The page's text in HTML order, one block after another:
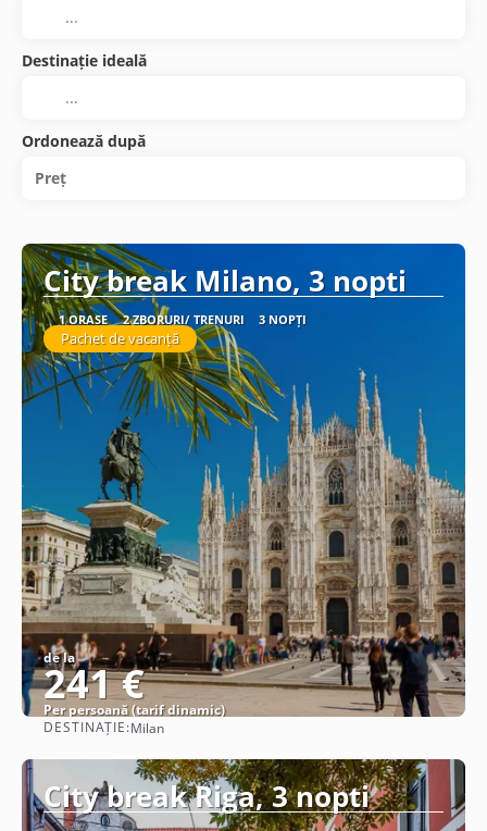
Destinație ideală
Ordonează după
Preț
City break Milano, 3 nopti
1 ORAȘE 2 ZBORURI/ TRENURI 3 NOPȚI
Pachet de vacanță
de la
241 €
Per persoană (tarif dinamic)
DESTINAȚIE:Milan
City break Riga, 3 nopti